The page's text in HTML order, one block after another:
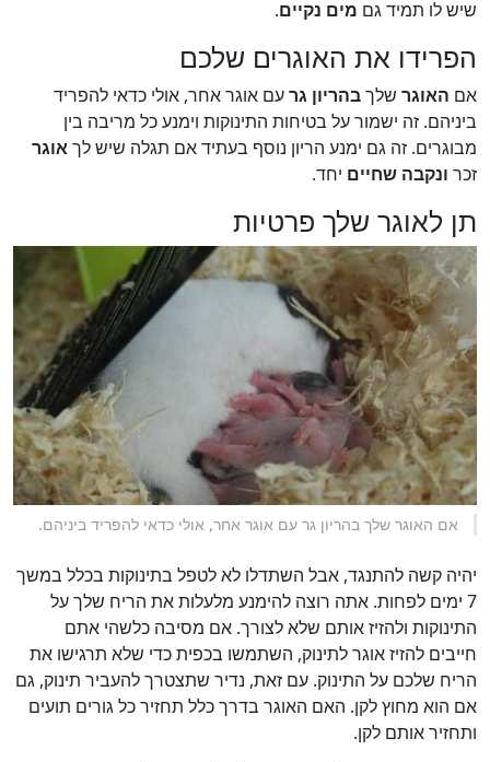
שיש לו תמיד גם מים נקיים.
הפרידו את האוגרים שלכם
אם האוגר שלךבהריון גרעם אוגר אחר, אולי כדאי להפריד
ביניהם. זה ישמור על בטיחות התינוקות וימנע כל מריבה בין
מבוגרים. זה גם ימנע הריון נוסף בעתיד אם תגלה שיש לךאוגר
זכר ונקבה שחיים יחד.
תן לאוגר שלך פרטיות
אם האוגר שלך בהריון גר עם אוגר אחר, אולי כדאי להפריד ביניהם.
יהיה קשה להתנגד, אבל השתדלו לא לטפל בתינוקות בכלל במשך
7 ימים לפחות. אתה רוצה להימנע מלעלות את הריח שלך על
התינוקות ולהזיז אותם שלא לצורך. אם מסיבה כלשהי אתם
חייבים להזיז אוגר לתינוק, השתמשו בכפית כדי שלא תרגישו את
הריח שלכם על התינוק. עם זאת, נדיר שתצטרך להעביר תינוק, גם
אם הוא מחוץ לקן. האם האוגר בדרך כלל תחזיר כל גורים תועים
ותחזיר אותם לקן.